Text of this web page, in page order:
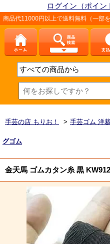
ログイン（ポイン
上で送料無料（一部を除く）、ネ
手芸の店 もりお！ > 手芸ゴム 洋
グゴム
金天馬 ゴムカタン糸 黒